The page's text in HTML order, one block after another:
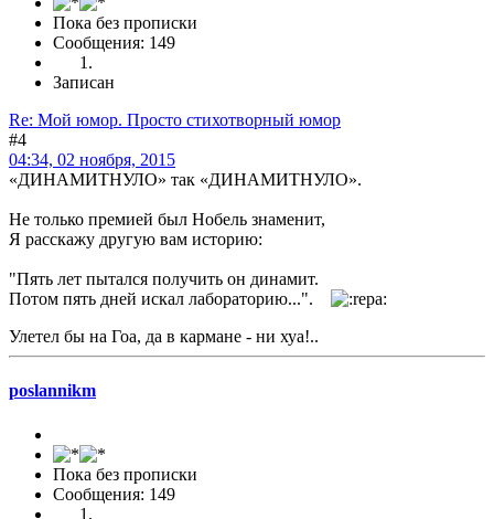
Пока без прописки
Сообщения: 149
Записан
Re: Мой юмор. Просто стихотворный юмор
#4
04:34, 02 ноября, 2015
«ДИНАМИТНУЛО» так «ДИНАМИТНУЛО».
Не только премией был Нобель знаменит,
Я расскажу другую вам историю:
"Пять лет пытался получить он динамит.
Потом пять дней искал лабораторию...".
Улетел бы на Гоа, да в кармане - ни хуа!..
poslannikm
Пока без прописки
Сообщения: 149